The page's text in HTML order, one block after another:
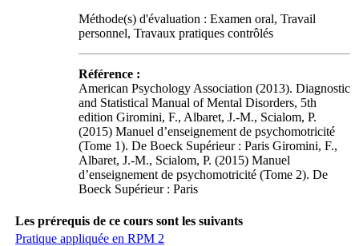
Méthode(s) d'évaluation : Examen oral, Travail
personnel, Travaux pratiques contrôlés
Référence :
American Psychology Association (2013). Diagnostic
and Statistical Manual of Mental Disorders, 5th
edition Giromini, F., Albaret, J.-M., Scialom, P.
(2015) Manuel d’enseignement de psychomotricité
(Tome 1). De Boeck Supérieur : Paris Giromini, F.,
Albaret, J.-M., Scialom, P. (2015) Manuel
d’enseignement de psychomotricité (Tome 2). De
Boeck Supérieur : Paris
Les prérequis de ce cours sont les suivants
Pratique appliquée en RPM 2